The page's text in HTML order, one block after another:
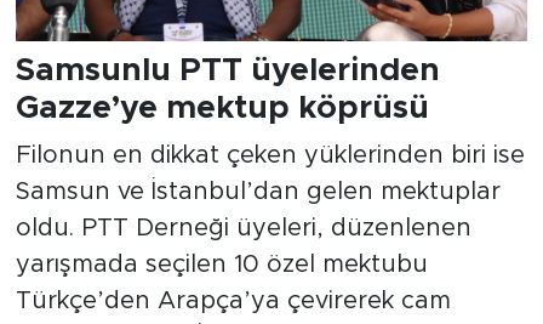
Samsunlu PTT üyelerinden
Gazze’ye mektup köprüsü
Filonun en dikkat çeken yüklerinden biri ise
Samsun ve İstanbul’dan gelen mektuplar
oldu. PTT Derneği üyeleri, düzenlenen
yarışmada seçilen 10 özel mektubu
Türkçe’den Arapça’ya çevirerek cam